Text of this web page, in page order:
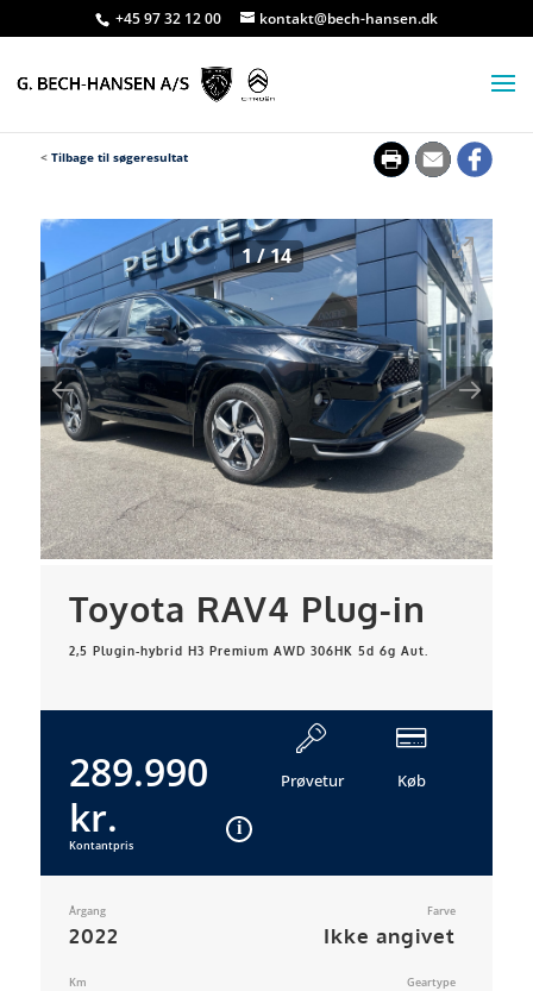
+45 97 32 12 00 kontakt@bech-hansen.dk
< Tilbage til søgeresultat
1/14
Toyota RAV4 Plug-in
2,5 Plugin-hybrid H3 Premium AWD 306HK 5d 6g Aut.
289.990
kr.
Kontantpris
Prøvetur Køb
Årgang
2022
Farve
Ikke angivet
Km Geartype